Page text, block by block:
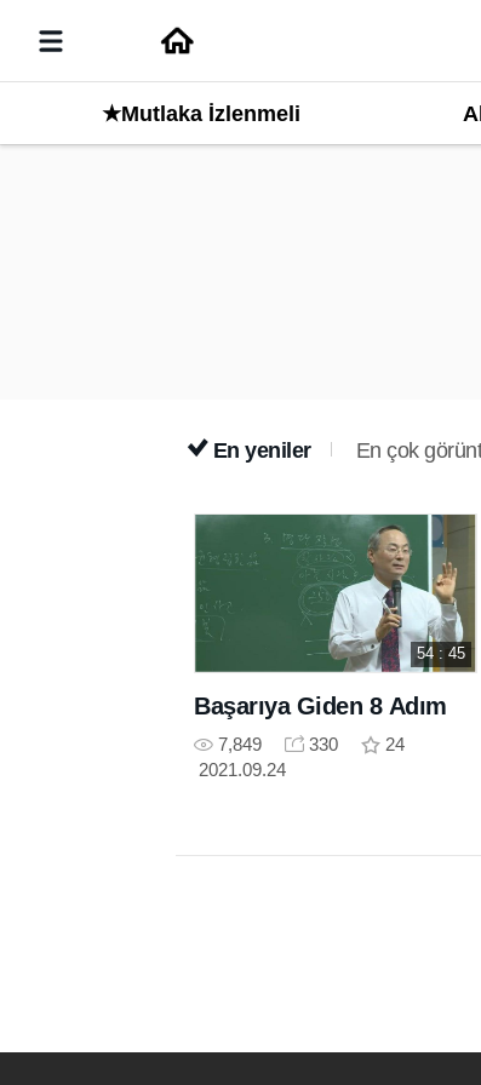
★Mutlaka İzlenmeli
En yeniler En çok
54 : 45
Başarıya Giden 8 Adım
7,849 330
24
2021.09.24